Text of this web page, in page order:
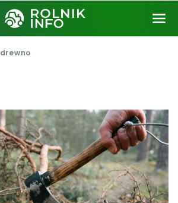
drewno